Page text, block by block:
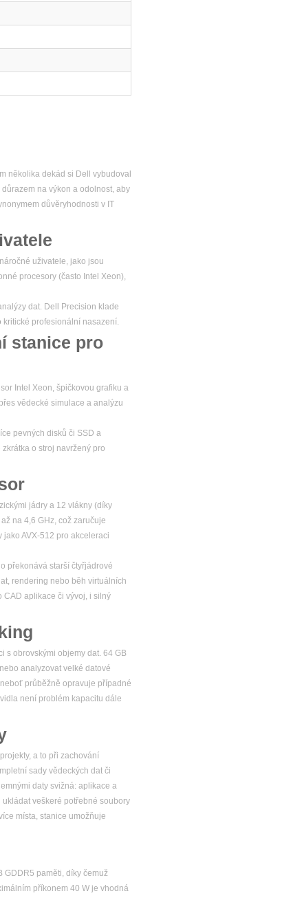
několika dekád si Dell vybudoval
na výkon a odolnost, aby
důvěryhodnosti v IT
uživatele, jako jsou
procesory (často Intel Xeon),
dat. Dell Precision klade
profesionální nasazení.
stanice pro
Intel Xeon, špičkovou grafiku a
vědecké simulace a analýzu
pevných disků či SSD a
o stroj navržený pro
jádry a 12 vlákny (díky
na 4,6 GHz, což zaručuje
AVX-512 pro akceleraci
překonává starší čtyřjádrové
rendering nebo běh virtuálních
CAD aplikace či vývoj, i silný
s obrovskými objemy dat. 64 GB
analyzovat velké datové
průběžně opravuje případné
není problém kapacitu dále
a to při zachování
sady vědeckých dat či
daty svižná: aplikace a
veškeré potřebné soubory
místa, stanice umožňuje
GDDR5 paměti, díky čemuž
příkonem 40 W je vhodná